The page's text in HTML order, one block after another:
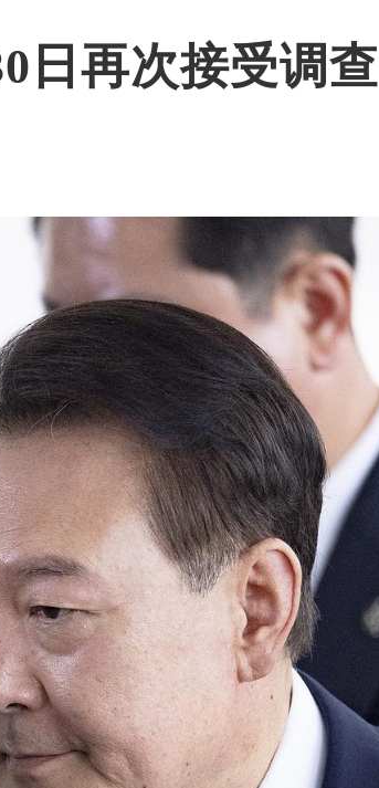
日再次接受调查